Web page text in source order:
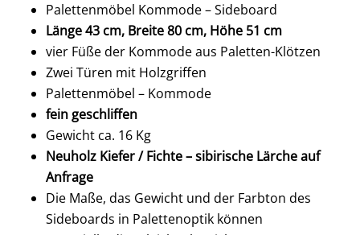
Palettenmöbel Kommode – Sideboard
Länge 43 cm, Breite 80 cm, Höhe 51 cm
vier Füße der Kommode aus Paletten-Klötzen
Zwei Türen mit Holzgriffen
Palettenmöbel – Kommode
fein geschliffen
Gewicht ca. 16 Kg
Neuholz Kiefer / Fichte – sibirische Lärche auf
Anfrage
Die Maße, das Gewicht und der Farbton des
Sideboards in Palettenoptik können